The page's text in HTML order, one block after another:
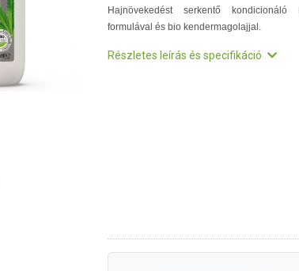
Hajnövekedést serkentő kondicionáló
formulával és bio kendermagolajjal.
Részletes leírás és specifikáció